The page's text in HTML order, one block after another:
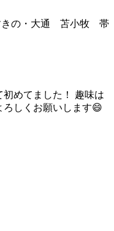
きの・大通 苫小牧 帯
めてました！ 趣味は
ろしくお願いします😄